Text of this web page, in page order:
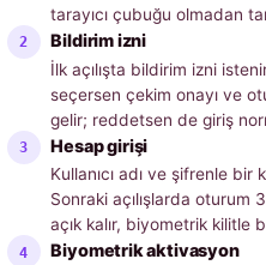
tarayıcı çubuğu olmadan
Bildirim izni
İlk açılışta bildirim izni
seçersen çekim onayı ve
gelir; reddetsen de giriş
Hesap girişi
Kullanıcı adı ve şifrenle bir
Sonraki açılışlarda oturum
açık kalır, biyometrik kilitle
Biyometrik aktivasyon